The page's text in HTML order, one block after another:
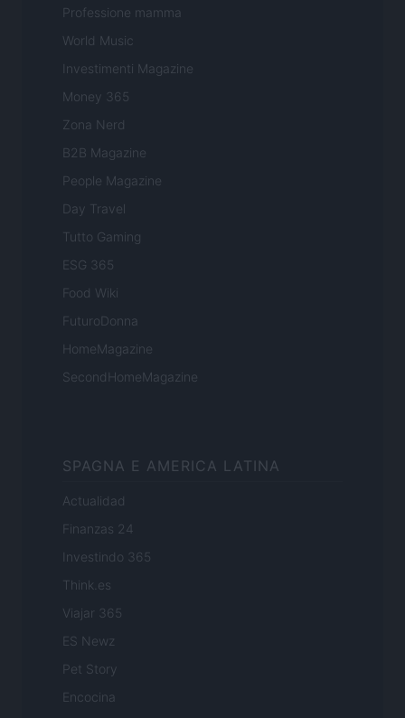
Professione mamma
World Music
Investimenti Magazine
Money 365
Zona Nerd
B2B Magazine
People Magazine
Day Travel
Tutto Gaming
ESG 365
Food Wiki
FuturoDonna
HomeMagazine
SecondHomeMagazine
SPAGNA E AMERICA LATINA
Actualidad
Finanzas 24
Investindo 365
Think.es
Viajar 365
ES Newz
Pet Story
Encocina